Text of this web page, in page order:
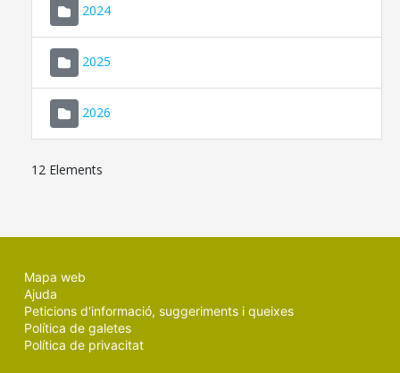
2024
2025
2026
12 Elements
Mapa web
Ajuda
Peticions d'informació, suggeriments i queixes
Política de galetes
Política de privacitat